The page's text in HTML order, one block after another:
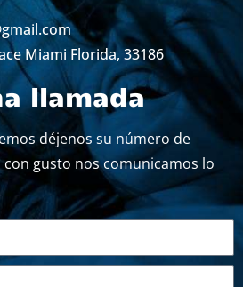
Miami Florida, 33186
llamada
déjenos su número de
gusto nos comunicamos lo